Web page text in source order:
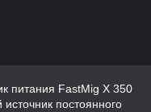
питания FastMig X 350
постоянного